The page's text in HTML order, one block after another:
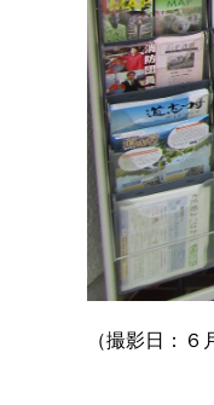
（撮影日：６